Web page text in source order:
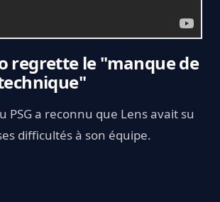
regrette le "manque de
PSG a reconnu que Lens avait su
difficultés à son équipe.